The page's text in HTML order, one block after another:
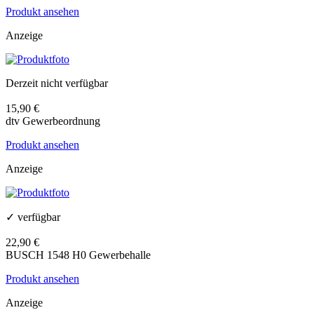
Produkt ansehen
Anzeige
Derzeit nicht verfügbar
15,90 €
dtv Gewerbeordnung
Produkt ansehen
Anzeige
✓ verfügbar
22,90 €
BUSCH 1548 H0 Gewerbehalle
Produkt ansehen
Anzeige